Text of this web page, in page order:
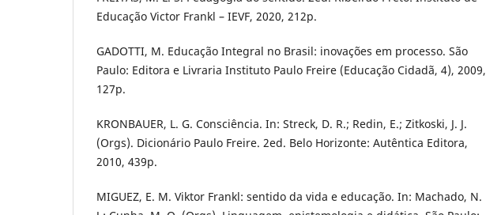
Educação Victor Frankl – IEVF, 2020, 212p.
GADOTTI, M. Educação Integral no Brasil: inovações em processo. São
Paulo: Editora e Livraria Instituto Paulo Freire (Educação Cidadã, 4), 2009,
127p.
KRONBAUER, L. G. Consciência. In: Streck, D. R.; Redin, E.; Zitkoski, J. J.
(Orgs). Dicionário Paulo Freire. 2ed. Belo Horizonte: Autêntica Editora,
2010, 439p.
MIGUEZ, E. M. Viktor Frankl: sentido da vida e educação. In: Machado, N.